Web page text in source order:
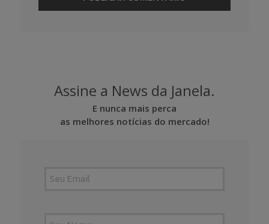
Assine a News da Janela.
E nunca mais perca
as melhores notícias do mercado!